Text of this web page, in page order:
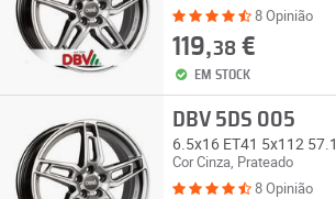
8 Opinião
119,38€
EM STOCK
DBV 5DS 005
6.5x16 ET41 5x112 57.1
Cor Cinza, Prateado
8 Opinião